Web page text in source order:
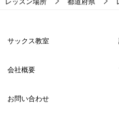
サックス教室
会社概要
お問い合わせ